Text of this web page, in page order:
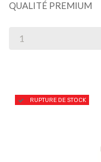
QUALITÉ PREMIUM
RUPTURE DE STOCK